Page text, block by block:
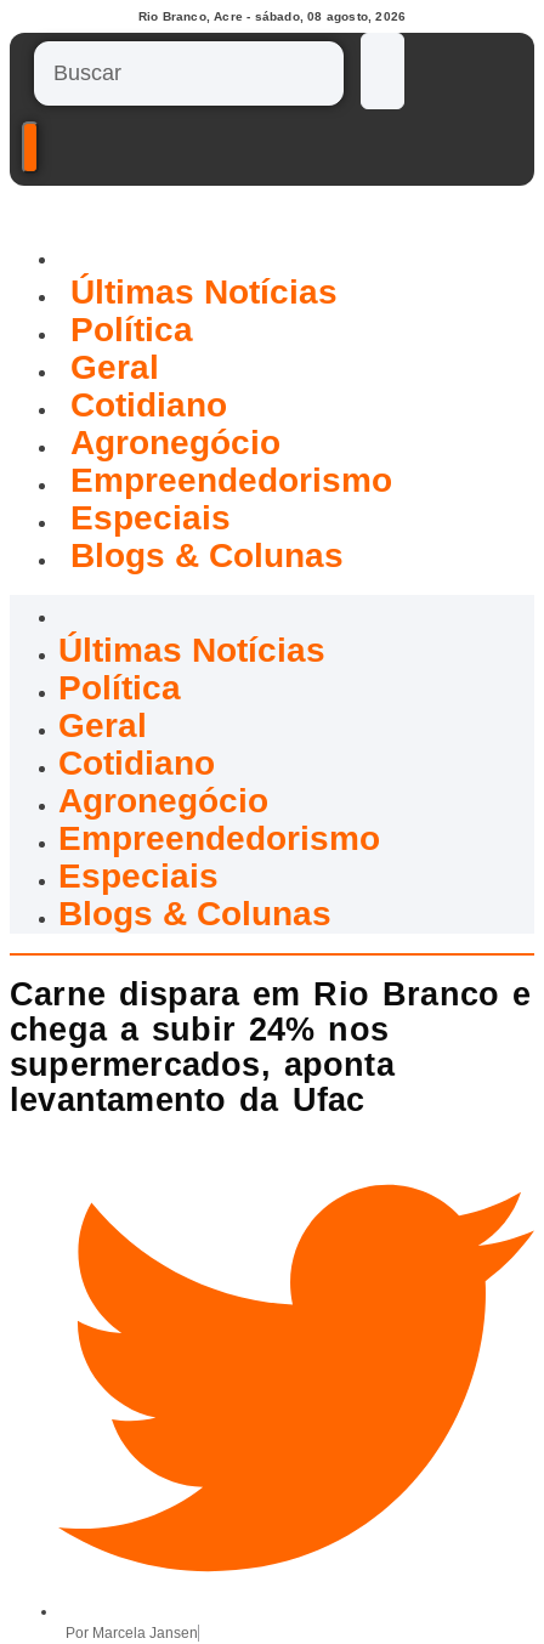
Rio Branco, Acre - sábado, 08 agosto, 2026
Buscar
Últimas Notícias
Política
Geral
Cotidiano
Agronegócio
Empreendedorismo
Especiais
Blogs & Colunas
Últimas Notícias
Política
Geral
Cotidiano
Agronegócio
Empreendedorismo
Especiais
Blogs & Colunas
Carne dispara em Rio Branco e
chega a subir 24% nos
supermercados, aponta
levantamento da Ufac
Por Marcela Jansen